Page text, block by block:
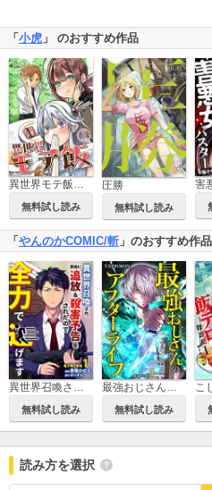
「小虎 」 のおすすめ作品
異世界モテ飯【単話版】
無料試し読み
圧勝
無料試し読み
「やんのかCOMIC/斬 」のおすすめ作品
異世界召喚され、直後に追放＆殺害予告をされたので全力で逃げます【電子単行本版】
無料試し読み
最強おじさんのアフターライフ【電子単行本版】
無料試し読み
読み方を選択